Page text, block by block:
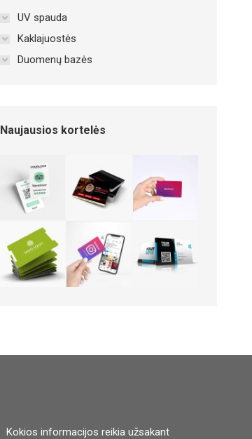
UV spauda
Kaklajuostės
Duomenų bazės
Naujausios kortelės
Kokios informacijos reikia užsakant